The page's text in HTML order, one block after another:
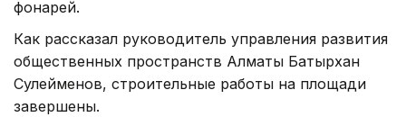
фонарей.
Как рассказал руководитель управления развития
общественных пространств Алматы Батырхан
Сулейменов, строительные работы на площади
завершены.